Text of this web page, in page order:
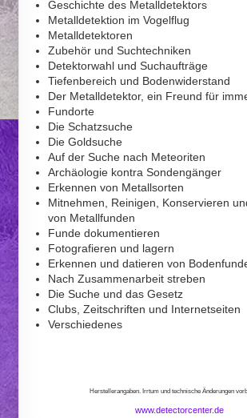
Geschichte des Metalldetektors
Metalldetektion im Vogelflug
Metalldetektoren
Zubehör und Suchtechniken
Detektorwahl und Suchaufträge
Tiefenbereich und Bodenwiderstand
Der Metalldetektor, ein Freund für
Fundorte
Die Schatzsuche
Die Goldsuche
Auf der Suche nach Meteoriten
Archäologie kontra Sondengänger
Erkennen von Metallsorten
Mitnehmen, Reinigen, Konservieren
von Metallfunden
Funde dokumentieren
Fotografieren und lagern
Erkennen und datieren von
Nach Zusammenarbeit streben
Die Suche und das Gesetz
Clubs, Zeitschriften und Internetseiten
Verschiedenes
Herstellerangaben. Irrtum und technische Änderungen
www.detectorcenter.de